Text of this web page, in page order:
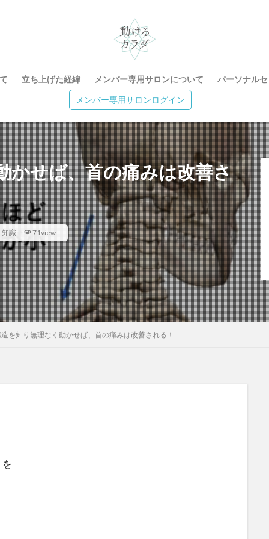
立ち上げた経緯 メンバー専用サロンについて
パーソナル
メンバー専用サロンログイン
かせば、首の痛みは改善さ
識 71view
を知り無理なく動かせば、首の痛みは改善される！